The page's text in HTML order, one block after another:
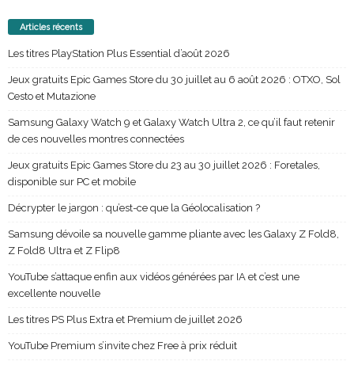
Articles récents
Les titres PlayStation Plus Essential d’août 2026
Jeux gratuits Epic Games Store du 30 juillet au 6 août 2026 : OTXO, Sol
Cesto et Mutazione
Samsung Galaxy Watch 9 et Galaxy Watch Ultra 2, ce qu’il faut retenir
de ces nouvelles montres connectées
Jeux gratuits Epic Games Store du 23 au 30 juillet 2026 : Foretales,
disponible sur PC et mobile
Décrypter le jargon : qu’est-ce que la Géolocalisation ?
Samsung dévoile sa nouvelle gamme pliante avec les Galaxy Z Fold8,
Z Fold8 Ultra et Z Flip8
YouTube s’attaque enfin aux vidéos générées par IA et c’est une
excellente nouvelle
Les titres PS Plus Extra et Premium de juillet 2026
YouTube Premium s’invite chez Free à prix réduit